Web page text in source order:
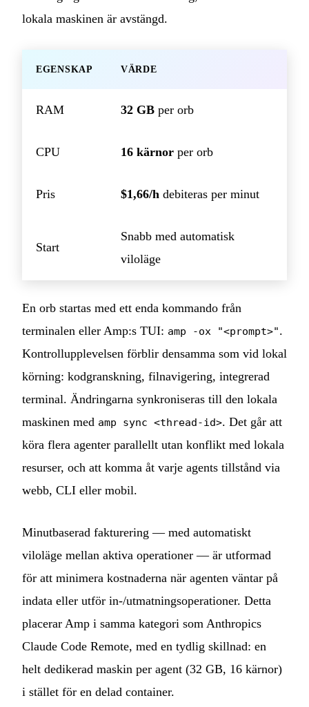
lokala maskinen är avstängd.
EGENSKAP VÄRDE
RAM 32 GB per orb
CPU 16 kärnor per orb
Pris $1,66/h debiteras per minut
Start
Snabb med automatisk
viloläge
En orb startas med ett enda kommando från
terminalen eller Amp:s TUI: amp -ox "<prompt>".
Kontrollupplevelsen förblir densamma som vid lokal
körning: kodgranskning, filnavigering, integrerad
terminal. Ändringarna synkroniseras till den lokala
maskinen med amp sync <thread-id>. Det går att
köra flera agenter parallellt utan konflikt med lokala
resurser, och att komma åt varje agents tillstånd via
webb, CLI eller mobil.
Minutbaserad fakturering — med automatiskt
viloläge mellan aktiva operationer — är utformad
för att minimera kostnaderna när agenten väntar på
indata eller utför in-/utmatningsoperationer. Detta
placerar Amp i samma kategori som Anthropics
Claude Code Remote, med en tydlig skillnad: en
helt dedikerad maskin per agent (32 GB, 16 kärnor)
i stället för en delad container.